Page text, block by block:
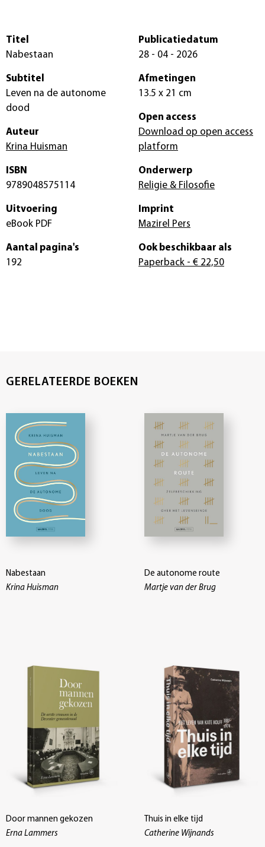
Titel
Nabestaan
Subtitel
Leven na de autonome
dood
Auteur
Krina Huisman
ISBN
9789048575114
Uitvoering
eBook PDF
Aantal pagina's
192
Publicatiedatum
28 - 04 - 2026
Afmetingen
13.5 x 21 cm
Open access
Download op open access
platform
Onderwerp
Religie & Filosofie
Imprint
Mazirel Pers
Ook beschikbaar als
Paperback - € 22,50
GERELATEERDE BOEKEN
Nabestaan
Krina Huisman
De autonome route
Martje van der Brug
Door mannen gekozen
Erna Lammers
Thuis in elke tijd
Catherine Wijnands